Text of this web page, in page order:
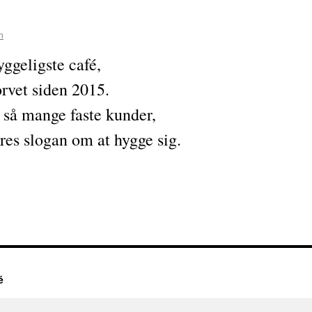
café,
siden 2015.
mange faste kunder,
slogan om at hygge sig.